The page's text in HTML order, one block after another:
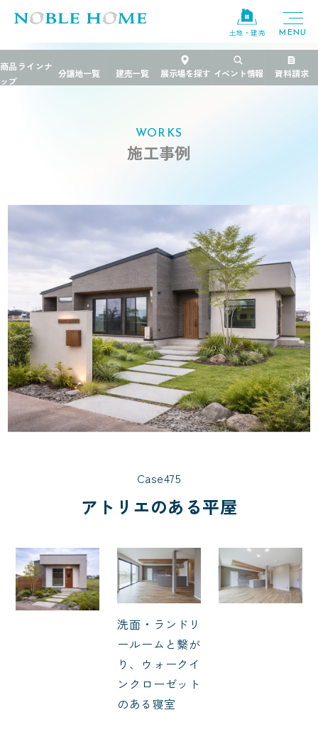
土地・建売
施工事例 アトリエのある平屋
WORKS
施工事例
Case475
アトリエのある平屋
洗面・ランドリ
ールームと繋が
り、ウォークイ
ンクローゼット
のある寝室